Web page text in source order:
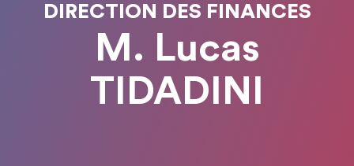
DIRECTION DES FINANCES
M. Lucas
TIDADINI